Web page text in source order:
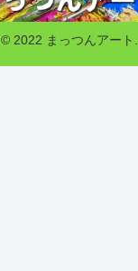
© 2022 まっつんアート.